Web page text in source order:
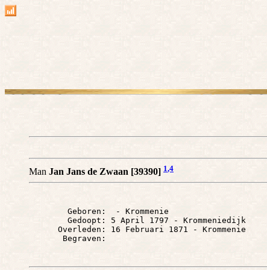
Man Jan Jans de Zwaan [39390] 1,4
        Geboren:  - Krommenie
        Gedoopt: 5 April 1797 - Krommeniedijk
      Overleden: 16 Februari 1871 - Krommenie